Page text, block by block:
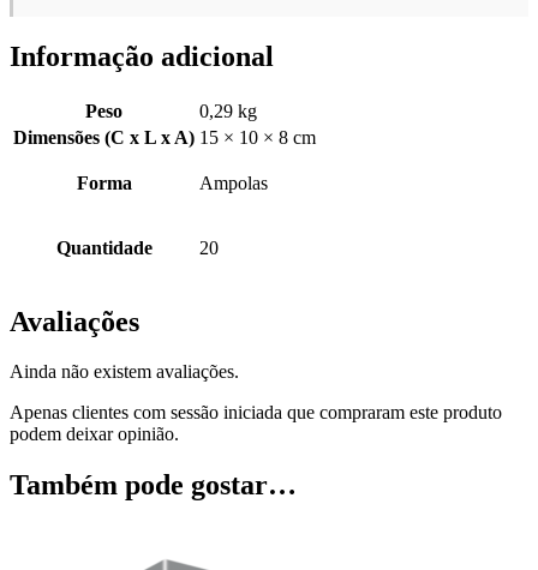
Informação adicional
Peso
0,29 kg
Dimensões (C x L x A) 15 × 10 × 8 cm
Forma Ampolas
Quantidade 20
Avaliações
Ainda não existem avaliações.
Apenas clientes com sessão iniciada que compraram este produto
podem deixar opinião.
Também pode gostar…